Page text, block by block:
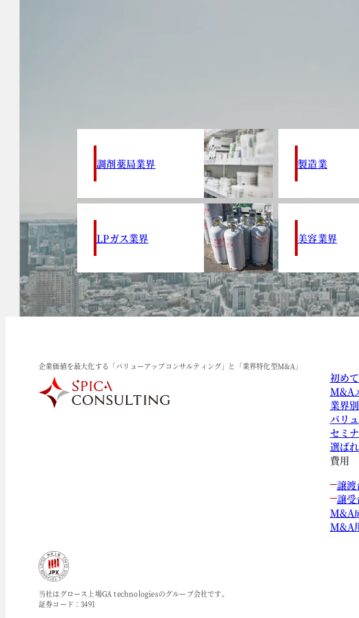
調剤薬局業界 製造業
LPガス業界 美容業界
企業価値を最大化する「バリューアップコンサルティング」と「業界特化型M&A」
初め
M&A
業界
バリ
セミ
選ば
費用
譲渡
譲受
M&A
M&A
当社はグロース上場GA technologiesのグループ会社です。
証券コード：3491